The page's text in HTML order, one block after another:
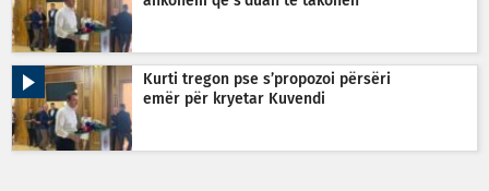
Kurti tregon pse s’propozoi përsëri
emër për kryetar Kuvendi